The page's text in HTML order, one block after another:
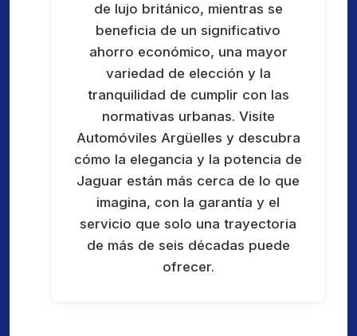
de lujo británico, mientras se
beneficia de un significativo
ahorro económico, una mayor
variedad de elección y la
tranquilidad de cumplir con las
normativas urbanas. Visite
Automóviles Argüelles y descubra
cómo la elegancia y la potencia de
Jaguar están más cerca de lo que
imagina, con la garantía y el
servicio que solo una trayectoria
de más de seis décadas puede
ofrecer.